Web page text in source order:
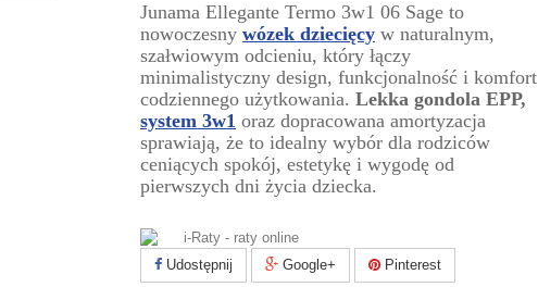
Junama Ellegante Termo 3w1 06 Sage to
nowoczesny wózek dziecięcy w naturalnym,
szałwiowym odcieniu, który łączy
minimalistyczny design, funkcjonalność i komfort
codziennego użytkowania. Lekka gondola EPP,
system 3w1 oraz dopracowana amortyzacja
sprawiają, że to idealny wybór dla rodziców
ceniących spokój, estetykę i wygodę od
pierwszych dni życia dziecka.
Udostępnij Google+ Pinterest